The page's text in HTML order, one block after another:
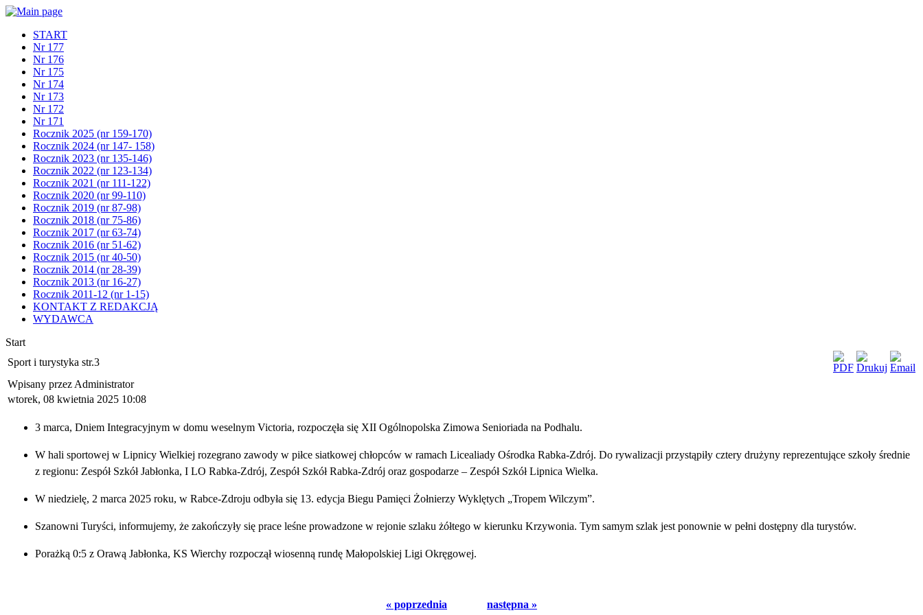
START
Nr 177
Nr 176
Nr 175
Nr 174
Nr 173
Nr 172
Nr 171
Rocznik 2025 (nr 159-170)
Rocznik 2024 (nr 147- 158)
Rocznik 2023 (nr 135-146)
Rocznik 2022 (nr 123-134)
Rocznik 2021 (nr 111-122)
Rocznik 2020 (nr 99-110)
Rocznik 2019 (nr 87-98)
Rocznik 2018 (nr 75-86)
Rocznik 2017 (nr 63-74)
Rocznik 2016 (nr 51-62)
Rocznik 2015 (nr 40-50)
Rocznik 2014 (nr 28-39)
Rocznik 2013 (nr 16-27)
Rocznik 2011-12 (nr 1-15)
KONTAKT Z REDAKCJĄ
WYDAWCA
Start
Sport i turystyka str.3
Wpisany przez Administrator
wtorek, 08 kwietnia 2025 10:08
3 marca, Dniem Integracyjnym w domu weselnym Victoria, rozpoczęła się XII Ogólnopolska Zimowa Senioriada na Podhalu.
W hali sportowej w Lipnicy Wielkiej rozegrano zawody w piłce siatkowej chłopców w ramach Licealiady Ośrodka Rabka-Zdrój. Do rywalizacji przystąpiły cztery drużyny reprezentujące szkoły średnie
z regionu: Zespół Szkół Jabłonka, I LO Rabka-Zdrój, Zespół Szkół Rabka-Zdrój oraz gospodarze – Zespół Szkół Lipnica Wielka.
W niedzielę, 2 marca 2025 roku, w Rabce-Zdroju odbyła się 13. edycja Biegu Pamięci Żołnierzy Wyklętych „Tropem Wilczym”.
Szanowni Turyści, informujemy, że zakończyły się prace leśne prowadzone w rejonie szlaku żółtego w kierunku Krzywonia. Tym samym szlak jest ponownie w pełni dostępny dla turystów.
Porażką 0:5 z Orawą Jabłonka, KS Wierchy rozpoczął wiosenną rundę Małopolskiej Ligi Okręgowej.
« poprzednia następna »